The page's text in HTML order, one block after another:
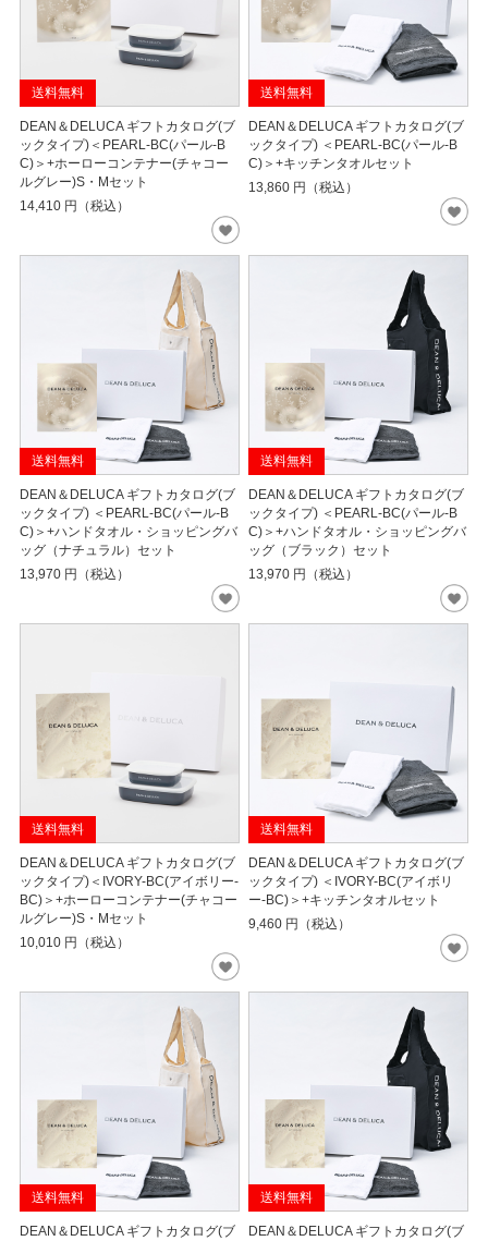
送料無料
DEAN＆DELUCA ギフトカタログ(ブ
ックタイプ)＜PEARL-BC(パール-B
C)＞+ホーローコンテナー(チャコー
ルグレー)S・Mセット
14,410 円（税込）
送料無料
DEAN＆DELUCA ギフトカタログ(ブ
ックタイプ) ＜PEARL-BC(パール-B
C)＞+キッチンタオルセット
13,860 円（税込）
送料無料
DEAN＆DELUCA ギフトカタログ(ブ
ックタイプ) ＜PEARL-BC(パール-B
C)＞+ハンドタオル・ショッピングバ
ッグ（ナチュラル）セット
13,970 円（税込）
送料無料
DEAN＆DELUCA ギフトカタログ(ブ
ックタイプ) ＜PEARL-BC(パール-B
C)＞+ハンドタオル・ショッピングバ
ッグ（ブラック）セット
13,970 円（税込）
送料無料
DEAN＆DELUCA ギフトカタログ(ブ
ックタイプ)＜IVORY-BC(アイボリー-
BC)＞+ホーローコンテナー(チャコー
ルグレー)S・Mセット
10,010 円（税込）
送料無料
DEAN＆DELUCA ギフトカタログ(ブ
ックタイプ) ＜IVORY-BC(アイボリ
ー-BC)＞+キッチンタオルセット
9,460 円（税込）
送料無料
DEAN＆DELUCA ギフトカタログ(ブ
送料無料
DEAN＆DELUCA ギフトカタログ(ブ